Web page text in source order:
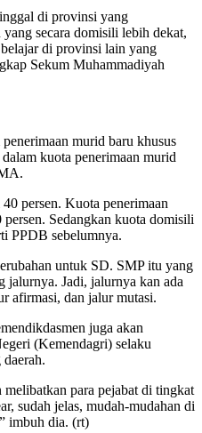
di provinsi yang
secara domisili lebih dekat,
di provinsi lain yang
Sekum Muhammadiyah
murid baru khusus
kuota penerimaan murid
persen. Kuota penerimaan
Sedangkan kuota domisili
PPDB sebelumnya.
untuk SD. SMP itu yang
jalurnya. Jadi, jalurnya kan ada
afirmasi, dan jalur mutasi.
juga akan
(Kemendagri) selaku
melibatkan para pejabat di tingkat
sudah jelas, mudah-mudahan di
imbuh dia. (rt)